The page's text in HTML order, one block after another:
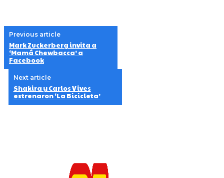
Previous article
Mark Zuckerberg invita a
‘Mamá Chewbacca’ a
Facebook
Next article
Shakira y Carlos Vives
estrenaron ‘La Bicicleta’